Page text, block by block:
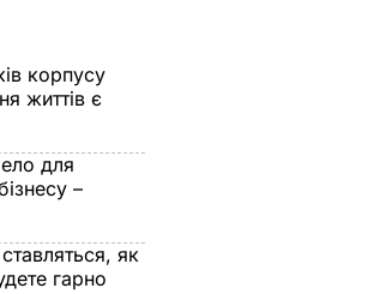
корпусу
життів є
для
–
як
гарно